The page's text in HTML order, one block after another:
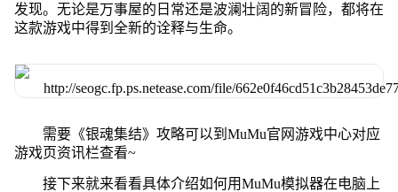
发现。无论是万事屋的日常还是波澜壮阔的新冒险，都将在
这款游戏中得到全新的诠释与生命。
需要《银魂集结》攻略可以到MuMu官网游戏中心对应
游戏页资讯栏查看~
接下来就来看看具体介绍如何用MuMu模拟器在电脑上